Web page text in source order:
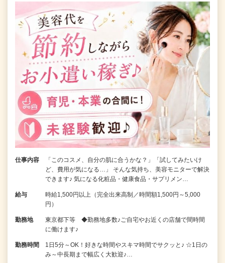
仕事内容
「このコスメ、自分の肌に合うかな？」「試してみたいけ
ど、費用が気になる…」 そんな気持ち、美容モニターで解決
できます♪ 気になる化粧品・健康食品・サプリメン…
給与
時給1,500円以上（完全出来高制／時間額1,500円～5,000
円）
勤務地
東京都下等 ◆勤務地多数♪ご自宅やお近くの店舗で間時間
に働けます♪
勤務時間
1日5分～OK！好きな時間やスキマ時間でサクッと♪ ☆1日の
み～中長期まで幅広く大歓迎♪…